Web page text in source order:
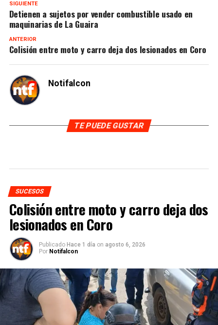
SIGUIENTE
Detienen a sujetos por vender combustible usado en
maquinarias de La Guaira
ANTERIOR
Colisión entre moto y carro deja dos lesionados en Coro
Notifalcon
TE PUEDE GUSTAR
SUCESOS
Colisión entre moto y carro deja dos
lesionados en Coro
Publicado Hace 1 día on agosto 6, 2026
Por Notifalcon